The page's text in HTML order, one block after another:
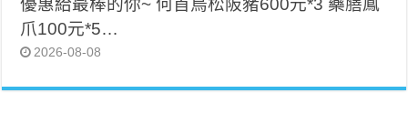
優惠給最棒的你~ 何首烏松阪豬600元*3 藥膳鳳
爪100元*5…
2026-08-08